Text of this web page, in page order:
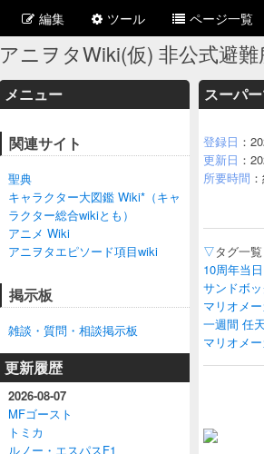
編集 ツール ページ一覧
アニヲタWiki(仮) 非公式避難
メニュー
関連サイト
聖典
キャラクター大図鑑 Wiki*（キャ
ラクター総合wikiとも）
アニメ Wiki
アニヲタエピソード項目wiki
掲示板
雑談・質問・相談掲示板
更新履歴
2026-08-07
MFゴースト
トミカ
ルノー・エスパスF1
スーパ
登録日 ：
更新日 ：
所要時間
▽タグ一覧
10周年当
サンドボ
マリオメ
一週間 任
マリオメ